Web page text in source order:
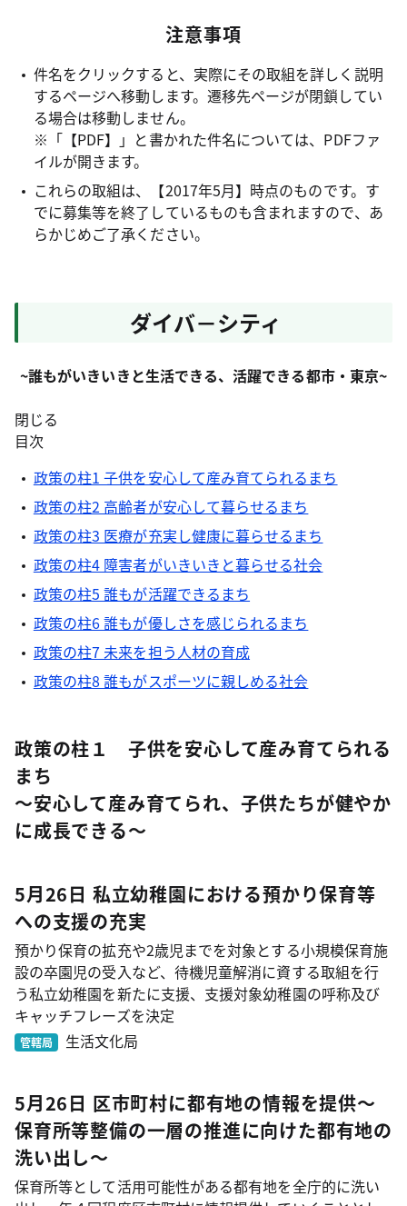
注意事項
件名をクリックすると、実際にその取組を詳しく説明
するページへ移動します。遷移先ページが閉鎖してい
る場合は移動しません。
※「【PDF】」と書かれた件名については、PDFファ
イルが開きます。
これらの取組は、【2017年5月】時点のものです。す
でに募集等を終了しているものも含まれますので、あ
らかじめご了承ください。
ダイバ－シティ
~誰もがいきいきと生活できる、活躍できる都市・東京~
閉じる
目次
政策の柱1 子供を安心して産み育てられるまち
政策の柱2 高齢者が安心して暮らせるまち
政策の柱3 医療が充実し健康に暮らせるまち
政策の柱4 障害者がいきいきと暮らせる社会
政策の柱5 誰もが活躍できるまち
政策の柱6 誰もが優しさを感じられるまち
政策の柱7 未来を担う人材の育成
政策の柱8 誰もがスポーツに親しめる社会
政策の柱１ 子供を安心して産み育てられる
まち
～安心して産み育てられ、子供たちが健やか
に成長できる～
5月26日 私立幼稚園における預かり保育等
への支援の充実
預かり保育の拡充や2歳児までを対象とする小規模保育施
設の卒園児の受入など、待機児童解消に資する取組を行
う私立幼稚園を新たに支援、支援対象幼稚園の呼称及び
キャッチフレーズを決定
管轄局 生活文化局
5月26日 区市町村に都有地の情報を提供～
保育所等整備の一層の推進に向けた都有地の
洗い出し～
保育所等として活用可能性がある都有地を全庁的に洗い